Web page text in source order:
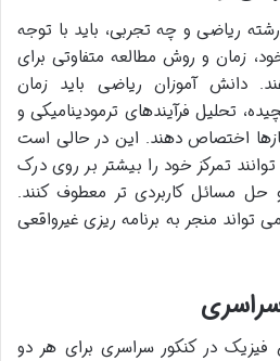
ریاضی و چه تجربی، باید با توجه
زمان و روش مطالعه متفاوتی برای
آموزان ریاضی باید زمان
تحلیل فرآیندهای ترمودینامیکی و
اختصاص دهند. این در حالی است
تمرکز خود را بیشتر بر روی درک
مسائل کاربردی تر معطوف کنند.
منجر به برنامه ریزی غیرواقعی
در کنکور سراسری برای هر دو